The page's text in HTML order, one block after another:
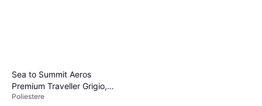
Sea to Summit Aeros
Premium Traveller Grigio,
Verde, Viola, Blu, Rosa
Poliestere